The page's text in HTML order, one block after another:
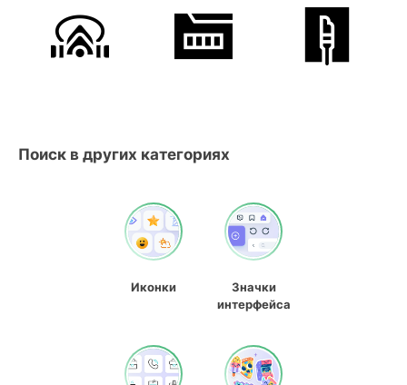
Поиск в других категориях
Иконки
Значки
интерфейса